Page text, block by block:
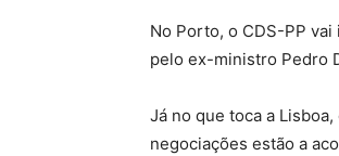
No Porto, o CDS-PP vai
pelo ex-ministro Pedro
Já no que toca a
negociações estão a